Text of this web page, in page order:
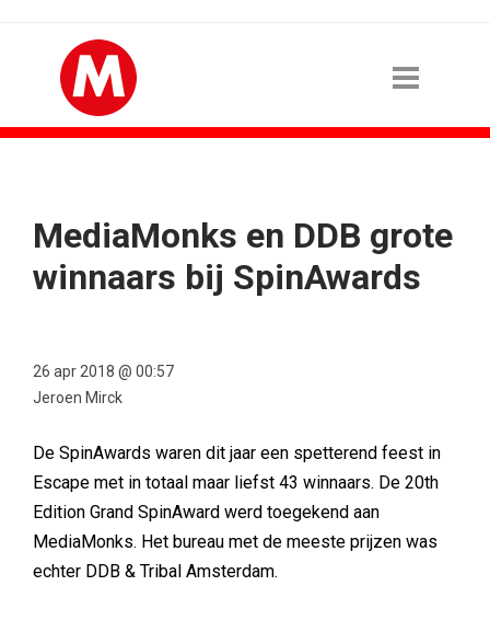
MediaMonks en DDB grote
winnaars bij SpinAwards
26 apr 2018 @ 00:57
Jeroen Mirck
De SpinAwards waren dit jaar een spetterend feest in
Escape met in totaal maar liefst 43 winnaars. De 20th
Edition Grand SpinAward werd toegekend aan
MediaMonks. Het bureau met de meeste prijzen was
echter DDB & Tribal Amsterdam.